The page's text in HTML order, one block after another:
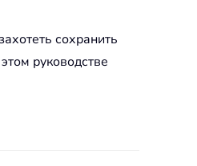
сохранить
руководстве